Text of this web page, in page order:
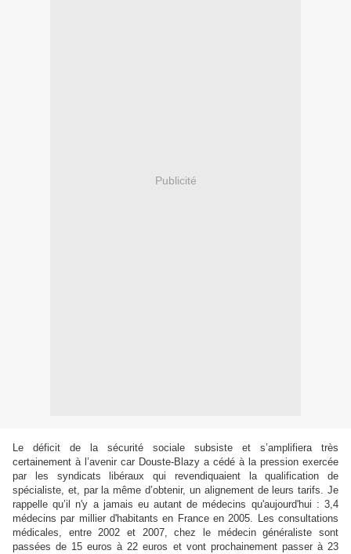
Publicité
Le déficit de la sécurité sociale subsiste et s’amplifiera très
certainement à l’avenir car Douste-Blazy a cédé à la pression exercée
par les syndicats libéraux qui revendiquaient la qualification de
spécialiste, et, par la même d’obtenir, un alignement de leurs tarifs. Je
rappelle qu’il n'y a jamais eu autant de médecins qu'aujourd'hui : 3,4
médecins par millier d'habitants en France en 2005. Les consultations
médicales, entre 2002 et 2007, chez le médecin généraliste sont
passées de 15 euros à 22 euros et vont prochainement passer à 23